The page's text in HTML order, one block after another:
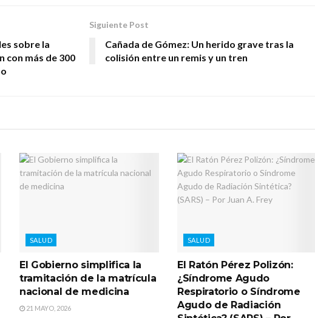
sobre la
con más de 300
Siguiente Post
Cañada de Gómez: Un herido grave tras la
colisión entre un remis y un tren
SALUD
El Gobierno simplifica la
tramitación de la matrícula
nacional de medicina
21 MAYO, 2026
SALUD
El Ratón Pérez Polizón:
¿Síndrome Agudo
Respiratorio o Síndrome
Agudo de Radiación